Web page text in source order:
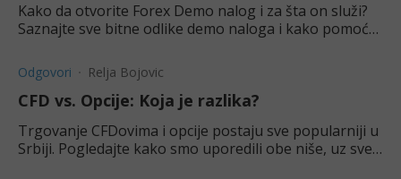
Kako da otvorite Forex Demo nalog i za šta on služi?
Saznajte sve bitne odlike demo naloga i kako pomoću
Odgovori Relja Bojovic
CFD vs. Opcije: Koja je razlika?
Trgovanje CFDovima i opcije postaju sve popularniji u
Srbiji. Pogledajte kako smo uporedili obe niše, uz sve